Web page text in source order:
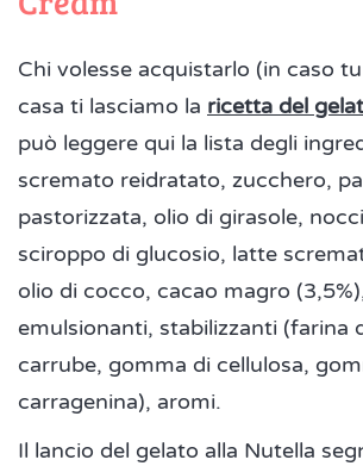
Chi volesse acquistarlo (in caso
casa ti lasciamo la ricetta del
può leggere qui la lista degli
scremato reidratato, zucchero,
pastorizzata, olio di girasole,
sciroppo di glucosio, latte
olio di cocco, cacao magro
emulsionanti, stabilizzanti (farina
carrube, gomma di cellulosa,
carragenina), aromi.
Il lancio del gelato alla Nutella